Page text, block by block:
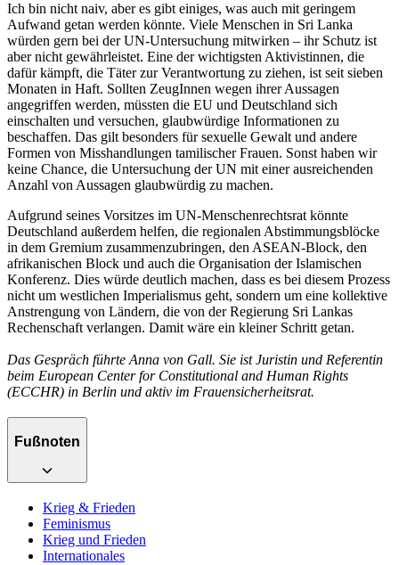
Ich bin nicht naiv, aber es gibt einiges, was auch mit geringem
Aufwand getan werden könnte. Viele Menschen in Sri Lanka
würden gern bei der UN-Untersuchung mitwirken – ihr Schutz ist
aber nicht gewährleistet. Eine der wichtigsten Aktivistinnen, die
dafür kämpft, die Täter zur Verantwortung zu ziehen, ist seit sieben
Monaten in Haft. Sollten ZeugInnen wegen ihrer Aussagen
angegriffen werden, müssten die EU und Deutschland sich
einschalten und versuchen, glaubwürdige Informationen zu
beschaffen. Das gilt besonders für sexuelle Gewalt und andere
Formen von Misshandlungen tamilischer Frauen. Sonst haben wir
keine Chance, die Untersuchung der UN mit einer ausreichenden
Anzahl von Aussagen glaubwürdig zu machen.
Aufgrund seines Vorsitzes im UN-Menschenrechtsrat könnte
Deutschland außerdem helfen, die regionalen Abstimmungsblöcke
in dem Gremium zusammenzubringen, den ASEAN-Block, den
afrikanischen Block und auch die Organisation der Islamischen
Konferenz. Dies würde deutlich machen, dass es bei diesem Prozess
nicht um westlichen Imperialismus geht, sondern um eine kollektive
Anstrengung von Ländern, die von der Regierung Sri Lankas
Rechenschaft verlangen. Damit wäre ein kleiner Schritt getan.
Das Gespräch führte Anna von Gall. Sie ist Juristin und Referentin
beim European Center for Constitutional and Human Rights
(ECCHR) in Berlin und aktiv im Frauensicherheitsrat.
Fußnoten
Krieg & Frieden
Feminismus
Krieg und Frieden
Internationales